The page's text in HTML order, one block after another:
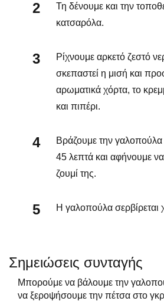
Τη δένουμε και την
κατσαρόλα.
Ρίχνουμε αρκετό ζεστό
σκεπαστεί η μισή και
αρωματικά χόρτα, το
και πιπέρι.
Βράζουμε την γαλοπούλα
45 λεπτά και αφήνουμε
ζουμί της.
Η γαλοπούλα σερβίρεται
Σημειώσεις συνταγής
Μπορούμε να βάλουμε την
να ξεροψήσουμε την πέτσα στο